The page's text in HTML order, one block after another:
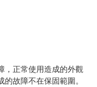
，正常使用造成的外觀
故障不在保固範圍。